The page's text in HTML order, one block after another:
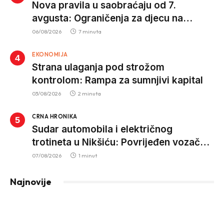
Nova pravila u saobraćaju od 7.
avgusta: Ograničenja za djecu na
trotinetima i mlade vozače, veće kazne
06/08/2026 7 minuta
EKONOMIJA
Strana ulaganja pod strožom
kontrolom: Rampa za sumnjivi kapital
03/08/2026 2 minuta
CRNA HRONIKA
Sudar automobila i električnog
trotineta u Nikšiću: Povrijeđen vozač
trotineta, prebačen u bolnicu
07/08/2026 1 minut
Najnovije